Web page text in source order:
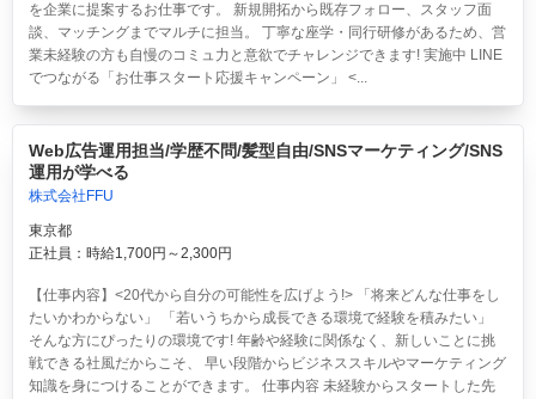
を企業に提案するお仕事です。 新規開拓から既存フォロー、スタッフ面
談、マッチングまでマルチに担当。 丁寧な座学・同行研修があるため、営
業未経験の方も自慢のコミュ力と意欲でチャレンジできます! 実施中 LINE
でつながる「お仕事スタート応援キャンペーン」 <...
Web広告運用担当/学歴不問/髪型自由/SNSマーケティング/SNS
運用が学べる
株式会社FFU
東京都
正社員：時給1,700円～2,300円
【仕事内容】<20代から自分の可能性を広げよう!> 「将来どんな仕事をし
たいかわからない」 「若いうちから成長できる環境で経験を積みたい」
そんな方にぴったりの環境です! 年齢や経験に関係なく、新しいことに挑
戦できる社風だからこそ、 早い段階からビジネススキルやマーケティング
知識を身につけることができます。 仕事内容 未経験からスタートした先